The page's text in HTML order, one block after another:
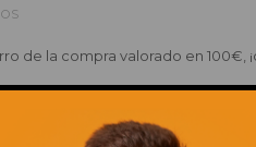
de la compra valorado en 100€,
a 20€ de cualquiera de